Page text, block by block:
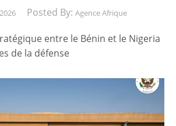
Posted By: Agence Afrique
entre le Bénin et le Nigeria
de la défense